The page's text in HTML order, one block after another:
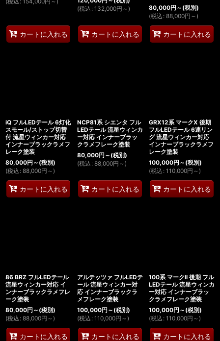
カートに入れる
(税込 : 132,000円 ～)
カートに入れる
80,000円 ～ (税別)
(税込 : 88,000円 ～)
カートに入れる
iQ フルLEDテール 6灯化
スモール/ストップ切替
付 流星ウィンカー対応
インナーブラックラメフ
レーク塗装
80,000円 ～ (税別)
(税込 : 88,000円 ～)
カートに入れる
NCP81系 シエンタ フル
LEDテール 流星ウィンカ
ー対応 インナーブラッ
クラメフレーク塗装
80,000円 ～ (税別)
(税込 : 88,000円 ～)
カートに入れる
GRX12系 マークX 後期
フルLEDテール 6連リン
グ 流星ウィンカー対応
インナーブラックラメフ
レーク塗装
100,000円 ～ (税別)
(税込 : 110,000円 ～)
カートに入れる
86 BRZ フルLEDテール
流星ウィンカー対応 イ
ンナーブラックラメフレ
ーク塗装
80,000円 ～ (税別)
(税込 : 88,000円 ～)
カートに入れる
アルテッツァ フルLEDテ
ール 流星ウィンカー対
応 インナーブラックラ
メフレーク塗装
100,000円 ～ (税別)
(税込 : 110,000円 ～)
カートに入れる
100系 マークII 後期 フル
LEDテール 流星ウィンカ
ー対応 インナーブラッ
クラメフレーク塗装
100,000円 ～ (税別)
(税込 : 110,000円 ～)
カートに入れる